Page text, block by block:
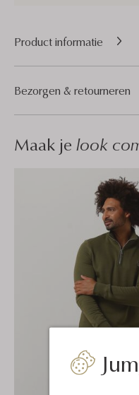
Product informatie
Bezorgen & retourneren
Maak je look